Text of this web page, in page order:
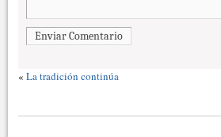
Enviar Comentario
« La tradición continúa